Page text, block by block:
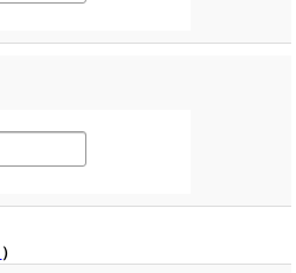
）